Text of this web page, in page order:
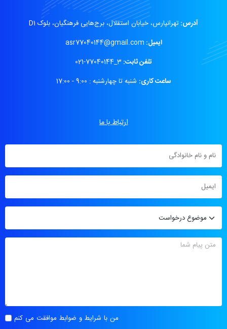
آدرس:تهرانپارس، خیابان استقلال، برج‌هایی فرهنگیان، بلوک D1
ایمیل: asr77040144@gmail.com
تلفن ثابت: 3_77040144-021
ساعت کاری: شنبه تا چهارشنبه : 9:00 - 17:00
ارتباط با ما
من با شرایط و ضوابط موافقت می کنم